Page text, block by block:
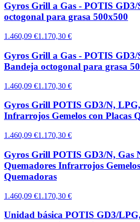
Gyros Grill a Gas - POTIS
octogonal para grasa 500x500
1.460,09 €1.170,30 €
Gyros Grill a Gas - POTIS
Bandeja octogonal para grasa
1.460,09 €1.170,30 €
Gyros Grill POTIS GD3/N,
Infrarrojos Gemelos con Placas
1.460,09 €1.170,30 €
Gyros Grill POTIS GD3/N, Gas
Quemadores Infrarrojos
Quemadoras
1.460,09 €1.170,30 €
Unidad básica POTIS GD3/